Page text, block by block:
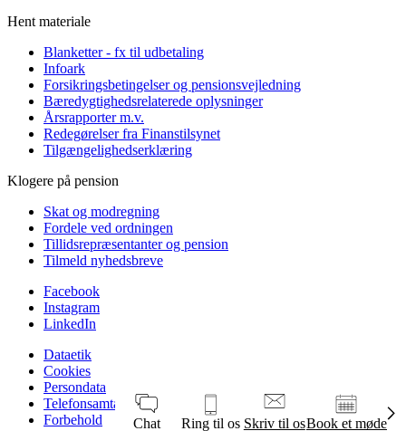
Hent materiale
Blanketter - fx til udbetaling
Infoark
Forsikringsbetingelser og pensionsvejledning
Bæredygtighedsrelaterede oplysninger
Årsrapporter m.v.
Redegørelser fra Finanstilsynet
Tilgængelighedserklæring
Klogere på pension
Skat og modregning
Fordele ved ordningen
Tillidsrepræsentanter og pension
Tilmeld nyhedsbreve
Facebook
Instagram
LinkedIn
Dataetik
Cookies
Persondata
Telefonsamtaler
Forbehold
Chat Ring til os Skriv til osBook et møde